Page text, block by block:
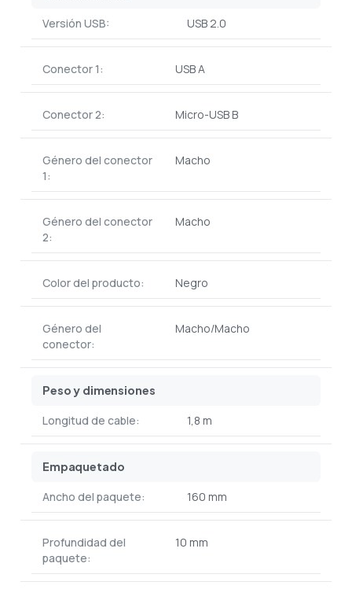
Versión USB: USB 2.0
Conector 1: USB A
Conector 2: Micro-USB B
Género del conector
1:
Macho
Género del conector
2:
Macho
Color del producto: Negro
Género del
conector:
Macho/Macho
Peso y dimensiones
Longitud de cable: 1,8 m
Empaquetado
Ancho del paquete: 160 mm
Profundidad del
paquete:
10 mm